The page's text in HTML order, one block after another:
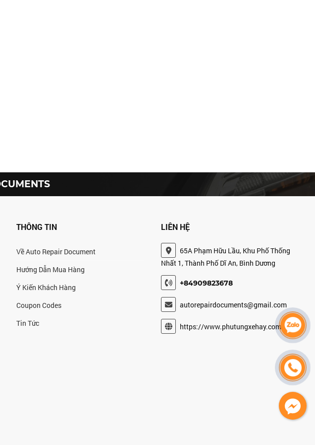
THÔNG TIN
Về Auto Repair Document
Hướng Dẫn Mua Hàng
Ý Kiến Khách Hàng
Coupon Codes
Tin Tức
LIÊN HỆ
65A Phạm Hữu Lầu, Khu Phố Thống
Nhất 1, Thành Phố Dĩ An, Bình Dương
+84909823678
autorepairdocuments@gmail.com
https://www.phutungxehay.com/